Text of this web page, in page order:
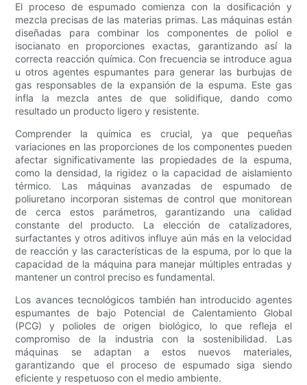
El proceso de espumado comienza con la dosificación y
mezcla precisas de las materias primas. Las máquinas están
diseñadas para combinar los componentes de poliol e
isocianato en proporciones exactas, garantizando así la
correcta reacción química. Con frecuencia se introduce agua
u otros agentes espumantes para generar las burbujas de
gas responsables de la expansión de la espuma. Este gas
infla la mezcla antes de que solidifique, dando como
resultado un producto ligero y resistente.
Comprender la química es crucial, ya que pequeñas
variaciones en las proporciones de los componentes pueden
afectar significativamente las propiedades de la espuma,
como la densidad, la rigidez o la capacidad de aislamiento
térmico. Las máquinas avanzadas de espumado de
poliuretano incorporan sistemas de control que monitorean
de cerca estos parámetros, garantizando una calidad
constante del producto. La elección de catalizadores,
surfactantes y otros aditivos influye aún más en la velocidad
de reacción y las características de la espuma, por lo que la
capacidad de la máquina para manejar múltiples entradas y
mantener un control preciso es fundamental.
Los avances tecnológicos también han introducido agentes
espumantes de bajo Potencial de Calentamiento Global
(PCG) y polioles de origen biológico, lo que refleja el
compromiso de la industria con la sostenibilidad. Las
máquinas se adaptan a estos nuevos materiales,
garantizando que el proceso de espumado siga siendo
eficiente y respetuoso con el medio ambiente.